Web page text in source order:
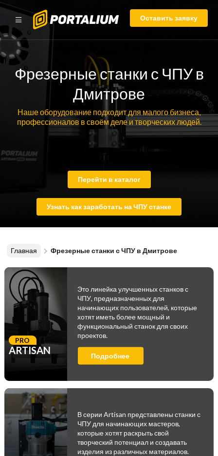
Оставить заявку
Фрезерные станки с ЧПУ в
Дмитрове
Наше оборудование подходит для малого бизнеса,
профессионалов в своём деле и творческих людей.
Перейти в каталог
Узнать как заработать на ЧПУ станке
Главная Фрезерные станки с ЧПУ в Дмитрове
ARTISAN
PRO
Это линейка улучшенных станков с
ЧПУ, предназначенных для
начинающих пользователей, которые
хотят иметь более мощный и
функциональный станок для своих
проектов.
Подробнее
В серии Artisan представлены станки с
ЧПУ для начинающих мастеров,
которые хотят раскрыть свой
творческий потенциал и создавать
изделия из различных материалов.